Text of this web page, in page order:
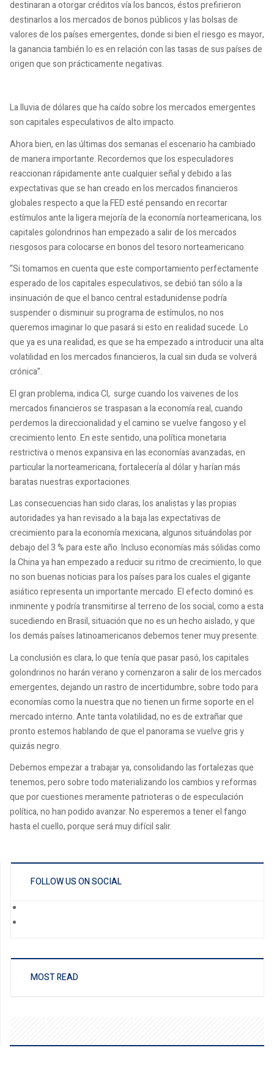
destinaran a otorgar créditos vía los bancos, éstos prefirieron
destinarlos a los mercados de bonos públicos y las bolsas de
valores de los países emergentes, donde si bien el riesgo es mayor,
la ganancia también lo es en relación con las tasas de sus países de
origen que son prácticamente negativas.
La lluvia de dólares que ha caído sobre los mercados emergentes
son capitales especulativos de alto impacto.
Ahora bien, en las últimas dos semanas el escenario ha cambiado
de manera importante. Recordemos que los especuladores
reaccionan rápidamente ante cualquier señal y debido a las
expectativas que se han creado en los mercados financieros
globales respecto a que la FED esté pensando en recortar
estímulos ante la ligera mejoría de la economía norteamericana, los
capitales golondrinos han empezado a salir de los mercados
riesgosos para colocarse en bonos del tesoro norteamericano.
“Si tomamos en cuenta que este comportamiento perfectamente
esperado de los capitales especulativos, se debió tan sólo a la
insinuación de que el banco central estadunidense podría
suspender o disminuir su programa de estímulos, no nos
queremos imaginar lo que pasará si esto en realidad sucede. Lo
que ya es una realidad, es que se ha empezado a introducir una alta
volatilidad en los mercados financieros, la cual sin duda se volverá
crónica”.
El gran problema, indica CI, surge cuando los vaivenes de los
mercados financieros se traspasan a la economía real, cuando
perdemos la direccionalidad y el camino se vuelve fangoso y el
crecimiento lento. En este sentido, una política monetaria
restrictiva o menos expansiva en las economías avanzadas, en
particular la norteamericana, fortalecería al dólar y harían más
baratas nuestras exportaciones.
Las consecuencias han sido claras, los analistas y las propias
autoridades ya han revisado a la baja las expectativas de
crecimiento para la economía mexicana, algunos situándolas por
debajo del 3 % para este año. Incluso economías más sólidas como
la China ya han empezado a reducir su ritmo de crecimiento, lo que
no son buenas noticias para los países para los cuales el gigante
asiático representa un importante mercado. El efecto dominó es
inminente y podría transmitirse al terreno de los social, como a esta
sucediendo en Brasil, situación que no es un hecho aislado, y que
los demás países latinoamericanos debemos tener muy presente.
La conclusión es clara, lo que tenía que pasar pasó, los capitales
golondrinos no harán verano y comenzaron a salir de los mercados
emergentes, dejando un rastro de incertidumbre, sobre todo para
economías como la nuestra que no tienen un firme soporte en el
mercado interno. Ante tanta volatilidad, no es de extrañar que
pronto estemos hablando de que el panorama se vuelve gris y
quizás negro.
Debemos empezar a trabajar ya, consolidando las fortalezas que
tenemos, pero sobre todo materializando los cambios y reformas
que por cuestiones meramente patrioteras o de especulación
política, no han podido avanzar. No esperemos a tener el fango
hasta el cuello, porque será muy difícil salir.
FOLLOW US ON SOCIAL
MOST READ